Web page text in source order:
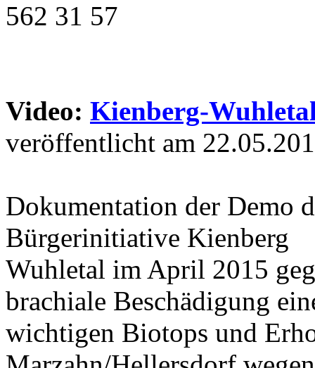
562 31 57
Video: Kienberg-
veröffentlicht am
Dokumentation der Demo
Bürgerinitiative Kienberg
Wuhletal im April 2015
brachiale Beschädigung
wichtigen Biotops und